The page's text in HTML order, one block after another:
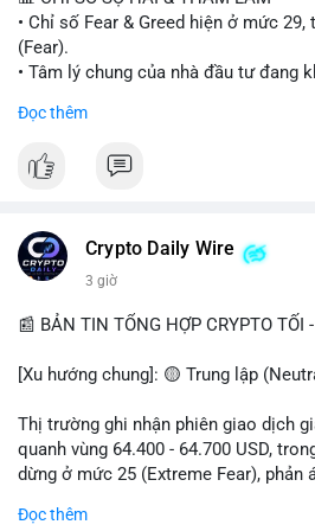
#vlikevn
• Chỉ số Fear & Greed hiện ở mức
(Fear).
• Tâm lý chung của nhà đầu tư đang
• CoinGecko Trending: Plume
• LunarCrush Trending: Ethereum,
Chainlink.
Viettel) và các từ khóa đời sống khác
💬 DÒNG CHẢY TIN TỨC & TRUYỀN
năm tù đối với Sam Bankman-Fried
• Tin tức vĩ mô: Cảnh báo về tình
đình trệ) từ dữ liệu PMI của Mỹ; thu
• Tin tức Binance: Binance chuẩn bị
Đọc thêm
Crypto Daily Wire
3 giờ
📰 BẢN TIN TỔNG HỢP CRYPTO TỐI
[Xu hướng chung]: 🟡 Trung lập
Thị trường ghi nhận phiên giao dịch
quanh vùng 64.400 - 64.700 USD,
dừng ở mức 25 (Extreme Fear), phản
Đọc thêm